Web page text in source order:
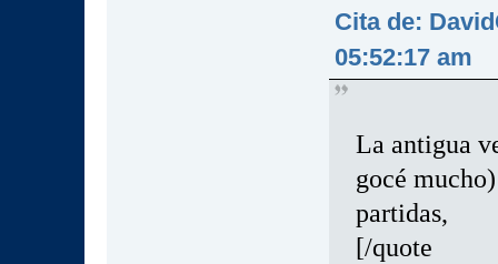
Cita de:
05:52:17 am
La antigua
gocé
partidas,
[/quote